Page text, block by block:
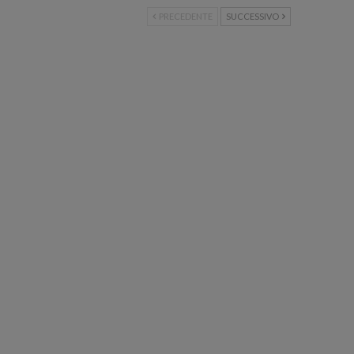
PRECEDENTE SUCCESSIVO